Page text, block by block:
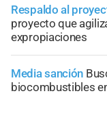
Respaldo al
proyecto que
expropiaciones
Media sanción
biocombustibles